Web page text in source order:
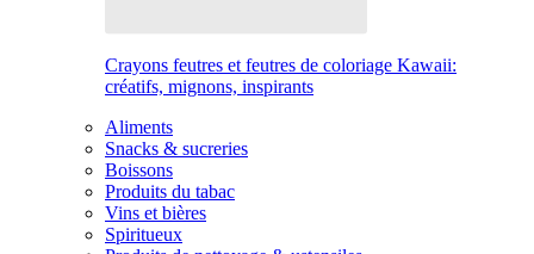
Crayons feutres et feutres de coloriage Kawaii:
créatifs, mignons, inspirants
Aliments
Snacks & sucreries
Boissons
Produits du tabac
Vins et bières
Spiritueux